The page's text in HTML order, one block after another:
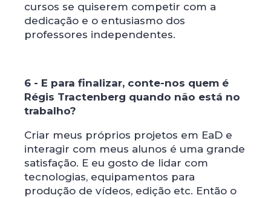
cursos se quiserem competir com a
dedicação e o entusiasmo dos
professores independentes.
6 - E para finalizar, conte-nos quem é
Régis Tractenberg quando não está no
trabalho?
Criar meus próprios projetos em EaD e
interagir com meus alunos é uma grande
satisfação. E eu gosto de lidar com
tecnologias, equipamentos para
produção de vídeos, edição etc. Então o